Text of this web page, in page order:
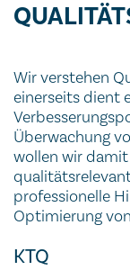
Wir verstehen
einerseits dient
Überwachung
wollen wir
professionelle
Optimierung
KTQ